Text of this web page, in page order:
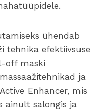
ühendab
tehnika efektiivsuse
off maski
ja
Enhancer, mis
ainult salongis ja